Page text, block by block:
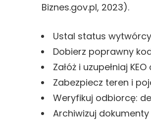
Biznes.gov.pl, 2023).
Ustal status
Dobierz poprawny
Załóż i uzupełniaj
Zabezpiecz teren i
Weryfikuj odbiorcę:
Archiwizuj